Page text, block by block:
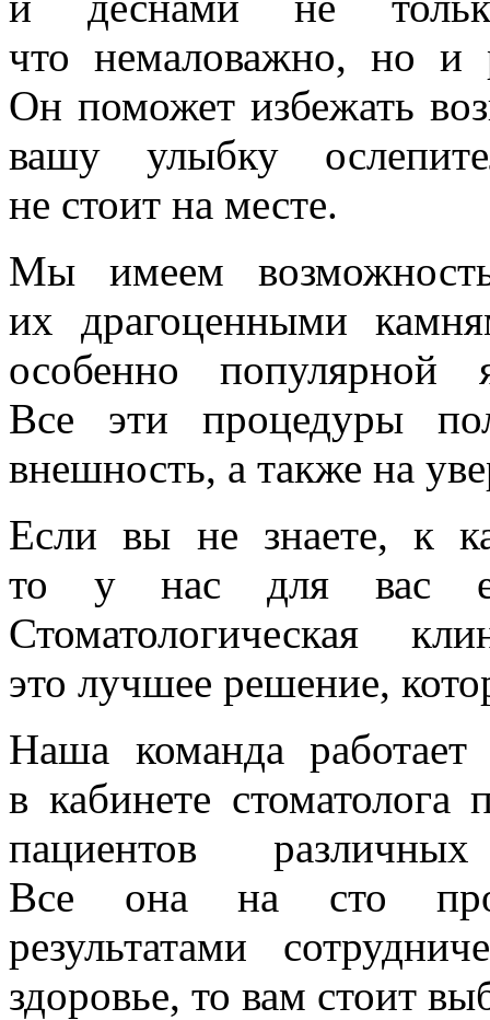
что немаловажно, но и
Он поможет избежать
вашу улыбку
не стоит на месте.
Мы имеем
их драгоценными
особенно популярной
Все эти процедуры
внешность, а также на
Если вы не знаете, к
то у нас для вас
Стоматологическая
это лучшее решение,
Наша команда
в кабинете стоматолога
пациентов
Все она на сто
результатами
здоровье, то вам стоит